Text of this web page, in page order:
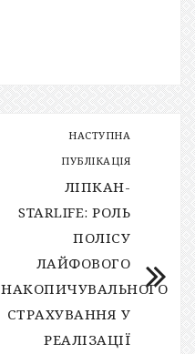
НАСТУПНА
ПУБЛІКАЦІЯ
ЛІПКАН-
STARLIFE: РОЛЬ
ПОЛІСУ
ЛАЙФОВОГО
НАКОПИЧУВАЛЬНОГО
СТРАХУВАННЯ У
РЕАЛІЗАЦІЇ